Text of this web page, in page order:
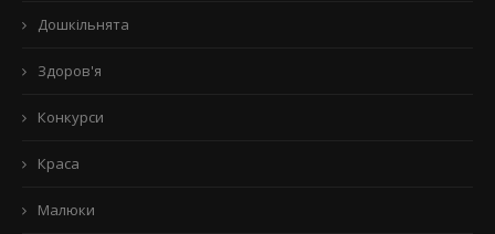
Дошкільнята
Здоров'я
Конкурси
Краса
Малюки